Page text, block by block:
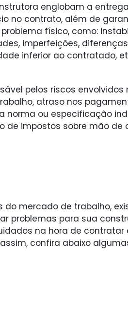
englobam a
no contrato, além de
físico, como:
imperfeições,
inferior ao contratado,
pelos riscos envolvidos
atraso nos
norma ou especificação
de impostos sobre mão de
mercado de trabalho,
problemas para sua
na hora de contratar
confira abaixo